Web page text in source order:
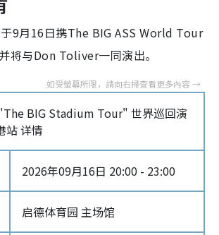
9月16日携The BIG ASS World Tour
将与Don Toliver一同演出。
BIG Stadium Tour" 世界巡回演
站 详情
2026年09月16日 20:00 - 23:00
启德体育园 主场馆